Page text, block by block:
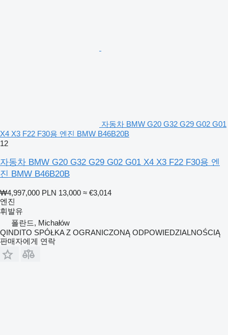
자동차 BMW G20 G32 G29 G02 G01
X4 X3 F22 F30용 엔진 BMW B46B20B
12
자동차 BMW G20 G32 G29 G02 G01 X4 X3 F22 F30용 엔
진 BMW B46B20B
₩4,997,000 PLN 13,000 ≈ €3,014
엔진
휘발유
폴란드, Michałów
QINDITO SPÓŁKA Z OGRANICZONĄ ODPOWIEDZIALNOŚCIĄ
판매자에게 연락